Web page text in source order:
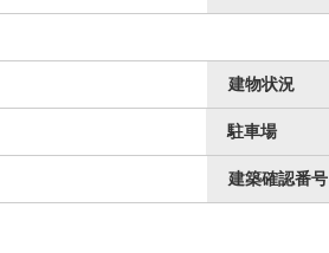
建物状況
駐車場
建築確認番号